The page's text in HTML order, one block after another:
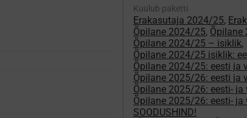
Kuulub paketti
Erakasutaja 2024/25,
Õpilane 2024/25, Õpilane
Õpilane 2024/25 – isiklik,
Õpilane 2024/25 isiklik:
Õpilane 2024/25: eesti ja
Õpilane 2025/26: eesti ja
Õpilane 2025/26: eesti- ja
Õpilane 2025/26: eesti- ja
SOODUSHIND!